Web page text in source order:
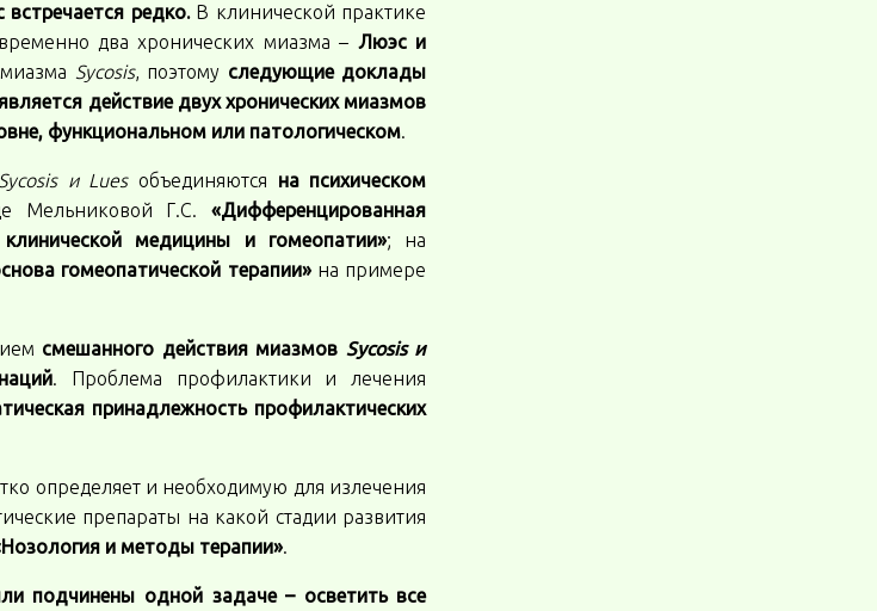
редко. В клинической практике
два хронических миазма – Люэс и
Sycosis, поэтому следующие доклады
действие двух хронических миазмов
функциональном или патологическом.
Sycosis и Luesобъединяются на психическом
Мельниковой Г.С.«Дифференцированная
медицины и гомеопатии»; на
гомеопатической терапии»на примере
смешанного действия миазмов Sycosis и
. Проблема профилактики и лечения
принадлежность профилактических
определяет и необходимую для излечения
препараты на какой стадии развития
и методы терапии».
подчинены одной задаче – осветить все